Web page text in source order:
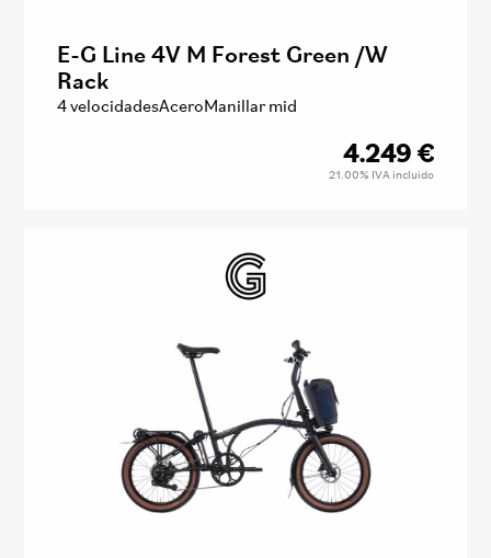
E-G Line 4V M Forest Green /W
Rack
4 velocidadesAceroManillar mid
4.249 €
21.00% IVA incluido